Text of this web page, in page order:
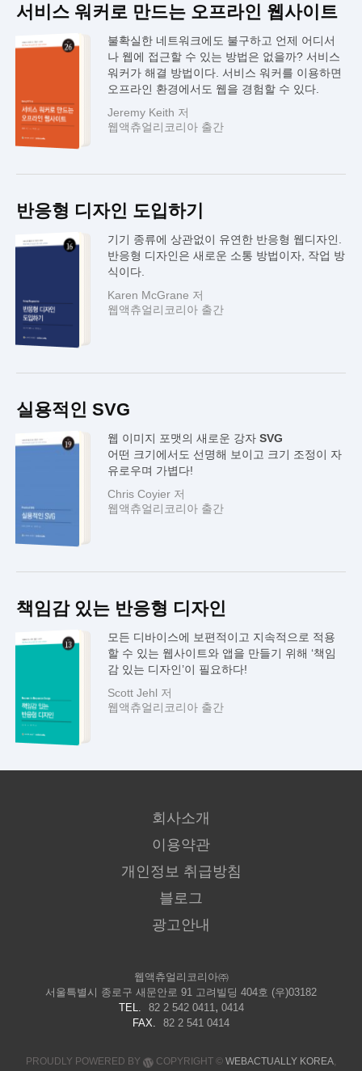
서비스 워커로 만드는 오프라인 웹사이트
불확실한 네트워크에도 불구하고 언제 어디서
나 웹에 접근할 수 있는 방법은 없을까? 서비스
워커가 해결 방법이다. 서비스 워커를 이용하면
오프라인 환경에서도 웹을 경험할 수 있다.
Jeremy Keith 저
웹액츄얼리코리아 출간
반응형 디자인 도입하기
기기 종류에 상관없이 유연한 반응형 웹디자인.
반응형 디자인은 새로운 소통 방법이자, 작업 방
식이다.
Karen McGrane 저
웹액츄얼리코리아 출간
실용적인 SVG
웹 이미지 포맷의 새로운 강자 SVG
어떤 크기에서도 선명해 보이고 크기 조정이 자
유로우며 가볍다!
Chris Coyier 저
웹액츄얼리코리아 출간
책임감 있는 반응형 디자인
모든 디바이스에 보편적이고 지속적으로 적용
할 수 있는 웹사이트와 앱을 만들기 위해 ‘책임
감 있는 디자인’이 필요하다!
Scott Jehl 저
웹액츄얼리코리아 출간
회사소개
이용약관
개인정보 취급방침
블로그
광고안내
웹액츄얼리코리아㈜
서울특별시 종로구 새문안로 91 고려빌딩 404호 (우)03182
TEL.
82 2 542 0411 , 0414
FAX.
82 2 541 0414
PROUDLY POWERED BY COPYRIGHT © WEBACTUALLY KOREA,